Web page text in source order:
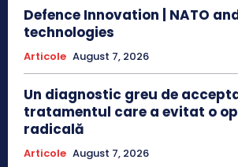
Defence Innovation | NATO
technologies
Articole August 7, 2026
Un diagnostic greu de
tratamentul care a evitat o
radicală
Articole August 7, 2026